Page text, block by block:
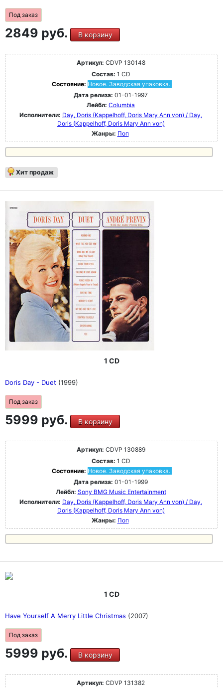
Под заказ
2849 руб. В корзину
Артикул: CDVP 130148
Состав: 1 CD
Состояние: Новое. Заводская упаковка.
Дата релиза: 01-01-1997
Лейбл: Columbia
Исполнители: Day, Doris (Kappelhoff, Doris Mary Ann von) / Day,
Doris (Kappelhoff, Doris Mary Ann von)
Жанры: Поп
Хит продаж
1 CD
Doris Day - Duet (1999)
Под заказ
5999 руб. В корзину
Артикул: CDVP 130889
Состав: 1 CD
Состояние: Новое. Заводская упаковка.
Дата релиза: 01-01-1999
Лейбл: Sony BMG Music Entertainment
Исполнители: Day, Doris (Kappelhoff, Doris Mary Ann von) / Day,
Doris (Kappelhoff, Doris Mary Ann von)
Жанры: Поп
1 CD
Have Yourself A Merry Little Christmas (2007)
Под заказ
5999 руб. В корзину
Артикул: CDVP 131382